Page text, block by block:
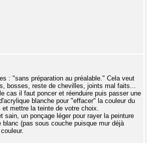
: "sans préparation au préalable." Cela veut
bosses, reste de chevilles, joints mal faits...
cas il faut poncer et réenduire puis passer une
blanche pour "effacer" la couleur du
et mettre la teinte de votre choix.
sain, un ponçage léger pour rayer la peinture
(pas sous couche puisque mur déjà